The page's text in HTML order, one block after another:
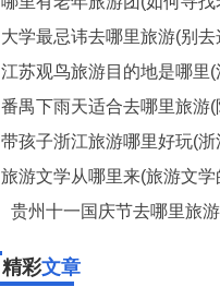
大学最忌讳去哪里旅游(别
江苏观鸟旅游目的地是哪里(江苏省有
番禺下雨天适合去哪里旅游
带孩子浙江旅游哪里好玩(
旅游文学从哪里来(旅游文
贵州十一国庆节去哪里旅游(贵州省十一
精彩文章